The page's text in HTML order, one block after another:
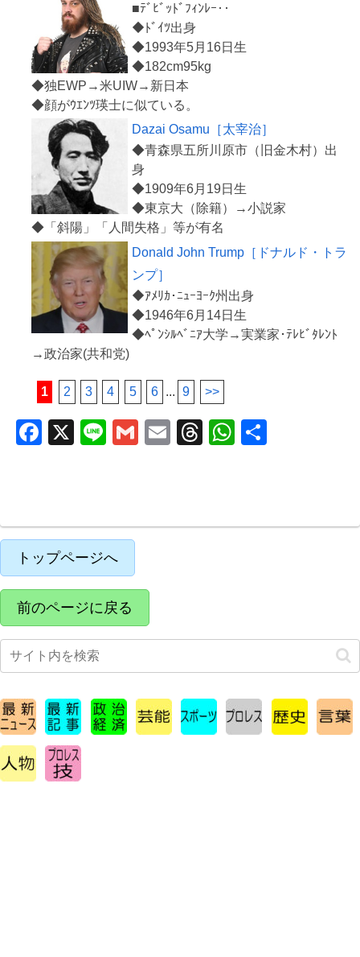
■ﾃﾞﾋﾞｯﾄﾞﾌｨﾝﾚｰ‥
◆ﾄﾞｲﾂ出身
◆1993年5月16日生
◆182cm95kg
◆独EWP→米UIW→新日本
Dazai Osamu［太宰治］
◆青森県五所川原市（旧金木村）出
身
◆1909年6月19日生
◆東京大（除籍）→小説家
Donald John Trump［ドナルド・トラ
ンプ］
◆ｱﾒﾘｶ･ﾆｭｰﾖｰｸ州出身
◆1946年6月14日生
◆ﾍﾟﾝｼﾙﾍﾞﾆｱ大学→実業家･ﾃﾚﾋﾞﾀﾚﾝﾄ
→政治家(共和党)
1 2 3 4 5 6 ... 9 >>
F
b
o
o
k
X
Li
G
E
T
d
W
A
トップページへ
前のページに戻る